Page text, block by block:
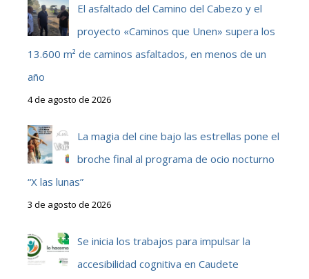
El asfaltado del Camino del Cabezo y el
proyecto «Caminos que Unen» supera los
13.600 m² de caminos asfaltados, en menos de un
año
4 de agosto de 2026
La magia del cine bajo las estrellas pone el
broche final al programa de ocio nocturno
“X las lunas”
3 de agosto de 2026
Se inicia los trabajos para impulsar la
accesibilidad cognitiva en Caudete